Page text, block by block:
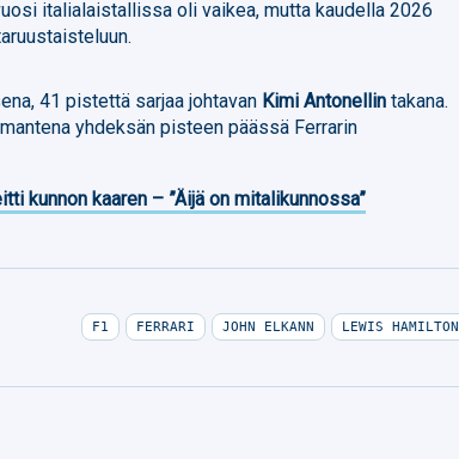
italialaistallissa oli vaikea, mutta kaudella 2026
41 pistettä sarjaa johtavan Kimi Antonellin takana.
yhdeksän pisteen päässä Ferrarin
kunnon kaaren – ”Äijä on mitalikunnossa”
F1 FERRARI JOHN ELKANN LEWIS HAMILTON